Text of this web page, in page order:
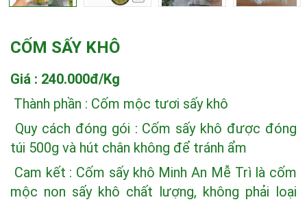
CỐM SẤY KHÔ
Giá : 240.000đ/Kg
Thành phần : Cốm mộc tươi sấy khô
Quy cách đóng gói : Cốm sấy khô được đóng
túi 500g và hút chân không để tránh ẩm
Cam kết : Cốm sấy khô Minh An Mễ Trì là cốm
mộc non sấy khô chất lượng, không phải loại